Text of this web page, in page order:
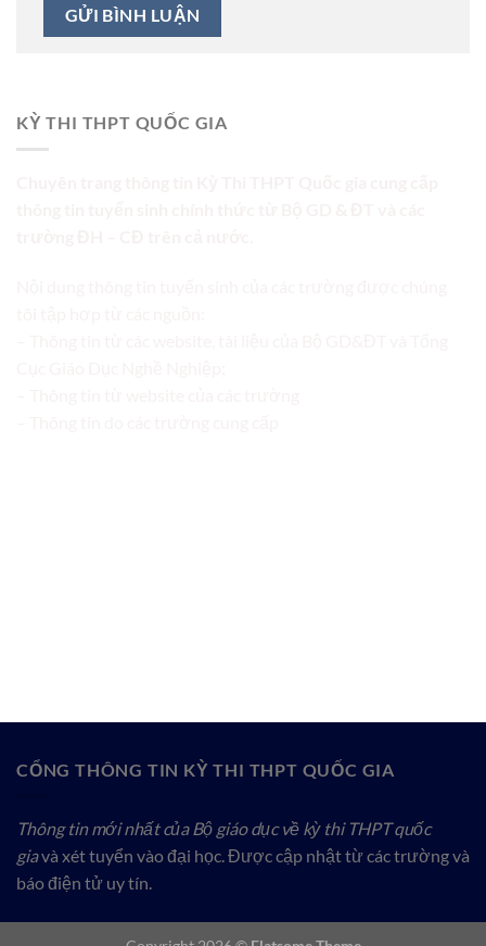
KỲ THI THPT QUỐC GIA
CỔNG THÔNG TIN KỲ THI THPT QUỐC GIA
Thông tin mới nhất của Bộ giáo dục về kỳ thi THPT quốc
giavà xét tuyển vào đại học. Được cập nhật từ các trường và
báo điện tử uy tín.